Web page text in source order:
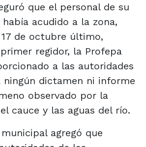
que el personal de su
había acudido a la zona,
de octubre último,
regidor, la Profepa
a las autoridades
ningún dictamen ni informe
observado por la
cauce y las aguas del río.
agregó que